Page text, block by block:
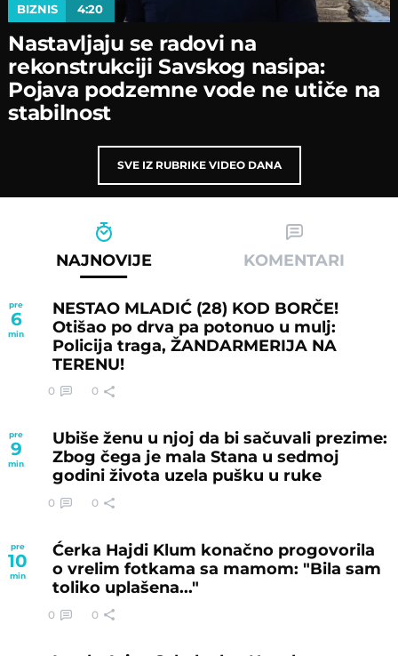
BIZNIS 4:20
Nastavljaјu se radovi na
rekonstrukciјi Savskog nasipa:
Poјava podzemne vode ne utiče na
stabilnost
SVE IZ RUBRIKE VIDEO DANA
NAJNOVIJE KOMENTARI
pre
6
min
NESTAO MLADIĆ (28) KOD BORČE!
Otišao po drva pa potonuo u mulj:
Policija traga, ŽANDARMERIJA NA
TERENU!
0 0
pre
9
min
Ubiše ženu u njoj da bi sačuvali prezime:
Zbog čega je mala Stana u sedmoj
godini života uzela pušku u ruke
0 0
pre
10
min
Ćerka Hajdi Klum konačno progovorila
o vrelim fotkama sa mamom: "Bila sam
toliko uplašena..."
0 0